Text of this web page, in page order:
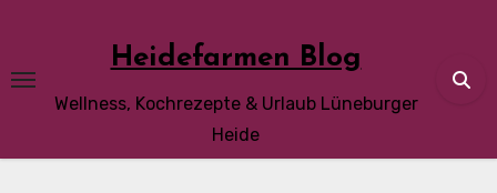
content
Heidefarmen Blog
Wellness, Kochrezepte & Urlaub Lüneburger
Heide